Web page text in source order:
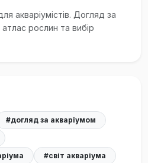
акваріумістів. Догляд за
рослин та вибір
#догляд за акваріумом
#світ акваріума